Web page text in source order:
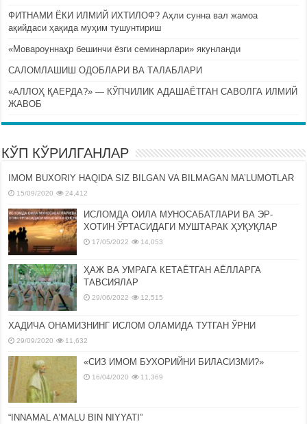
ФИТНАМИ ЁКИ ИЛМИЙ ИХТИЛОФ? Аҳли сунна вал жамоа
ақийдаси ҳақида муҳим тушунтириш
«Мовароуннаҳр бешинчи ёзги семинарлари» якунланди
САЛОМЛАШИШ ОДОБЛАРИ ВА ТАЛАБЛАРИ
«АЛЛОҲ ҚАЕРДА?» — КЎПЧИЛИК АДАШАЁТГАН САВОЛГА ИЛМИЙ
ЖАВОБ
КЎП КЎРИЛГАНЛАР
IMOM BUXORIY HAQIDA SIZ BILGAN VA BILMAGAN MA’LUMOTLAR
15/09/2020 24,412
ИСЛОМДА ОИЛА МУНОСАБАТЛАРИ ВА ЭР-
ХОТИН ЎРТАСИДАГИ МУШТАРАК ҲУҚУҚЛАР
17/05/2022 14,053
ҲАЖ ВА УМРАГА КЕТАЁТГАН АЁЛЛАРГА
ТАВСИЯЛАР
29/06/2022 12,515
ХАДИЧА ОНАМИЗНИНГ ИСЛОМ ОЛАМИДА ТУТГАН ЎРНИ
29/09/2020 11,632
«СИЗ ИМОМ БУХОРИЙНИ БИЛАСИЗМИ?»
16/04/2020 11,369
“INNAMAL A’MALU BIN NIYYATI”